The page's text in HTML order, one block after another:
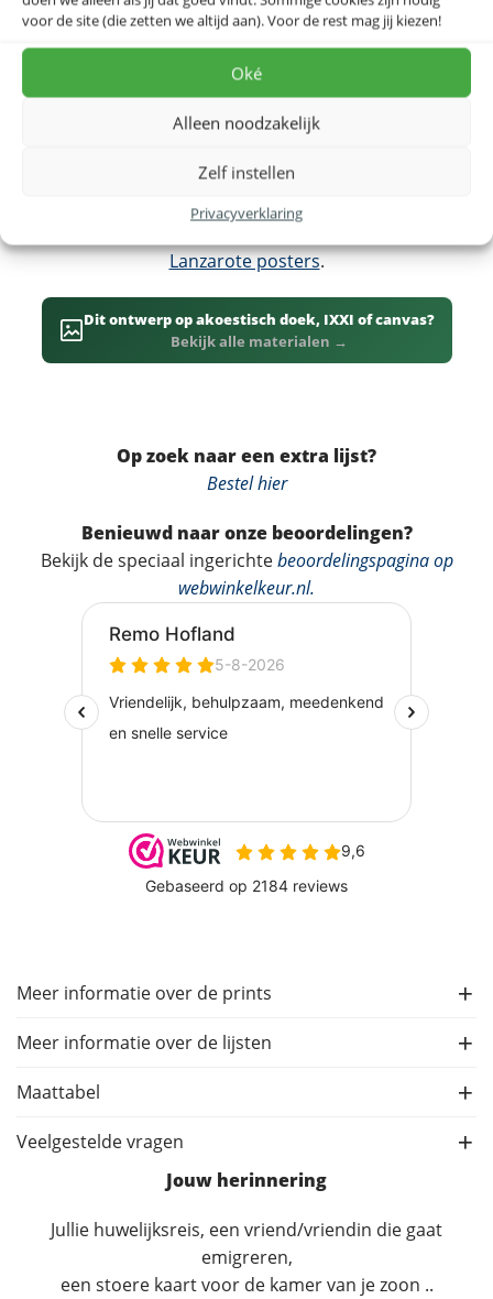
voor de site (die zetten we altijd aan). Voor de rest mag jij kiezen!
Oké
Alleen noodzakelijk
Zelf instellen
Privacyverklaring
Timanfaya en de architectuur van César Manrique.
Deze eilandkaart toont het hele eiland in detail. Bekijk
voor het grotere geheel ook de
Dit ontwerp is ook beschikbaar op
de akoestiek in huis verbetert. Een prachtig cadeau
voor zonzoekers en iedereen met mooie herinneringen
Lanzarote posters.
Dit ontwerp op akoestisch doek, IXXI of canvas?
Bekijk alle materialen →
Op zoek naar een extra lijst?
Bestel hier
Benieuwd naar onze beoordelingen?
Bekijk de speciaal ingerichtebeoordelingspagina op
webwinkelkeur.nl.
Meer informatie over de prints
Meer informatie over de lijsten
Maattabel
Veelgestelde vragen
Jouw herinnering
Jullie huwelijksreis, een vriend/vriendin die gaat
emigreren,
een stoere kaart voor de kamer van je zoon ..